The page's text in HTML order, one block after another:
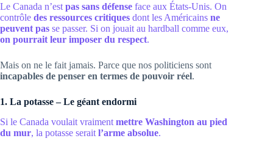
Le Canada n’est pas sans défense face aux États-Unis. On
contrôle des ressources critiques dont les Américains ne
peuvent pas se passer. Si on jouait au hardball comme eux,
on pourrait leur imposer du respect.
Mais on ne le fait jamais. Parce que nos politiciens sont
incapables de penser en termes de pouvoir réel.
1. La potasse – Le géant endormi
Si le Canada voulait vraiment mettre Washington au pied
du mur, la potasse serait l’arme absolue.